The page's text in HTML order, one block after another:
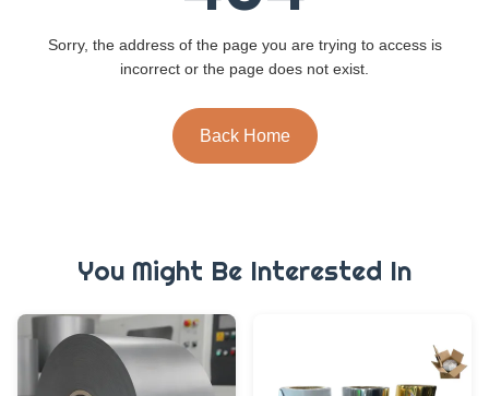
Sorry, the address of the page you are trying to access is
incorrect or the page does not exist.
Back Home
You Might Be Interested In